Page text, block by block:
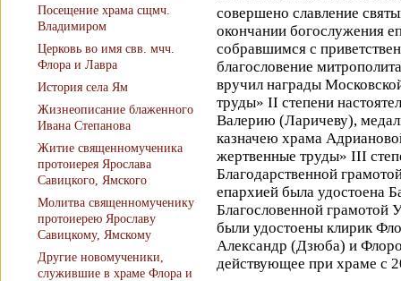
Посещение храма сщмч.
Владимиром
Церковь во имя свв. мчч.
Флора и Лавра
История села Ям
Жизнеописание блаженного
Ивана Степанова
Житие священномученика
протоиерея Ярослава
Савицкого, Ямского
Молитва священномученику
протоиерею Ярославу
Савицкому, Ямскому
Другие новомученики,
служившие в храме Флора и
совершено славление
окончании богослужения
собравшимся с
благословение
вручил награды
труды» II степени
Валерию (Ларичеву),
казначею храма
жертвенные труды» III
Благодарственной
епархией была удостоена
Благословенной грамотой
были удостоены клирик
Александр (Дзюба) и
действующее при храме с